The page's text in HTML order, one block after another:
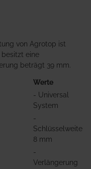
von Agrotop ist
eine
beträgt 39 mm.
Werte
- Universal
System
-
Schlüsselweite
8 mm
-
Verlängerung